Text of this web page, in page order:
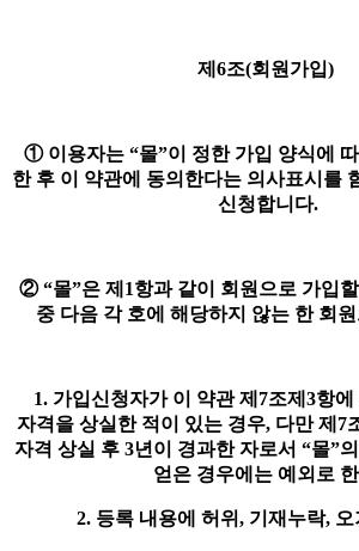
제6조(회원가입)
① 이용자는 “몰”이 정한 가입 양식에
한 후 이 약관에 동의한다는 의사표시를
신청합니다.
② “몰”은 제1항과 같이 회원으로 가입
중 다음 각 호에 해당하지 않는 한 회
1. 가입신청자가 이 약관 제7조제3항에
자격을 상실한 적이 있는 경우, 다만 제7
자격 상실 후 3년이 경과한 자로서 “몰”
얻은 경우에는 예외로
2. 등록 내용에 허위, 기재누락, 오